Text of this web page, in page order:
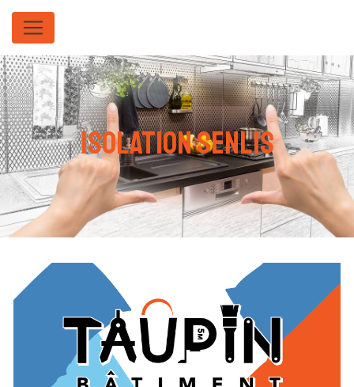
isolation Senlis
Panneau de gestion des cookies